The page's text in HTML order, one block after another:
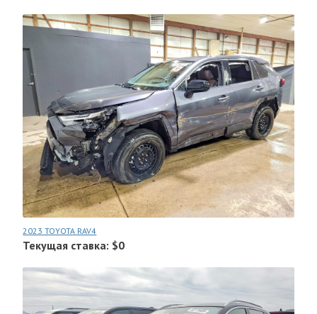
2023 TOYOTA RAV4
Текущая ставка: $0